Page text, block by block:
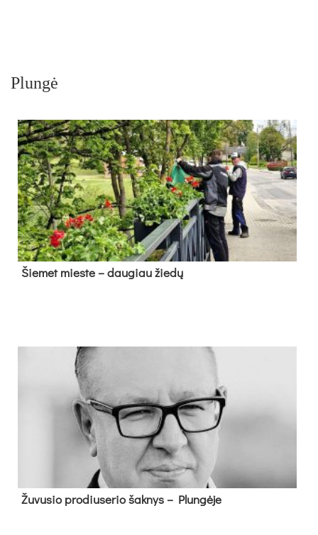
Plungė
Šie­met mies­te – dau­giau žie­dų
Žu­vu­sio pro­diu­se­rio šak­nys – Plun­gė­je